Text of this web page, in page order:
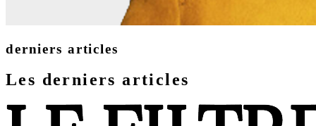
derniers articles
Les derniers articles